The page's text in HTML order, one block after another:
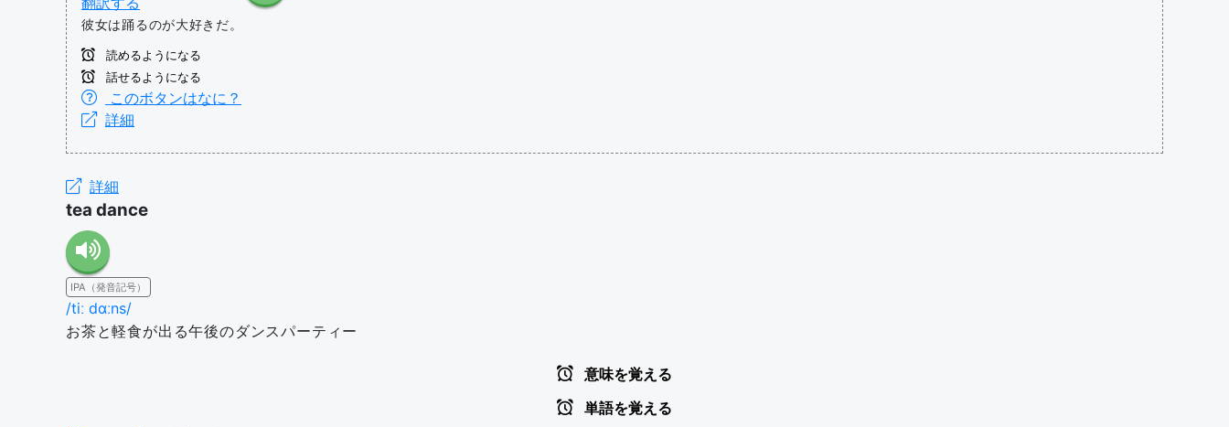
彼女は踊るのが大好きだ。
読めるようになる
話せるようになる
このボタンはなに？
詳細
詳細
tea dance
IPA（発音記号）
/tiː dɑːns/
お茶と軽食が出る午後のダンスパーティー
意味を覚える
単語を覚える